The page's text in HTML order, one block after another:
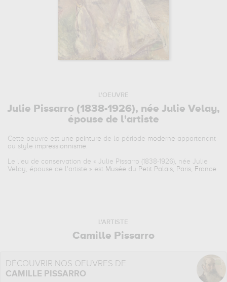
L'OEUVRE
Julie Pissarro (1838-1926), née Julie Velay,
épouse de l'artiste
Cette oeuvre est une peinture de la période moderne appartenant
au style impressionnisme.
Le lieu de conservation de «Julie Pissarro (1838-1926), née Julie
Velay, épouse de l'artiste » est Musée du Petit Palais, Paris, France.
L'ARTISTE
Camille Pissarro
DÉCOUVRIR NOS OEUVRES DE
CAMILLE PISSARRO